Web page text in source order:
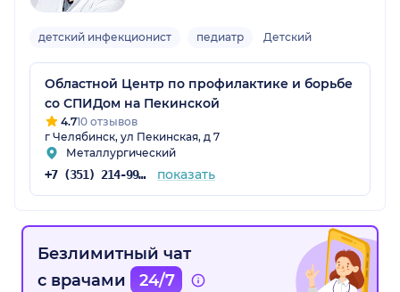
детский инфекционист педиатр Детский
Областной Центр по профилактике и борьбе
со СПИДом на Пекинской
4.710 отзывов
г Челябинск, ул Пекинская, д 7
Металлургический
+7 (351) 214-99-08 показать
Безлимитный чат
с врачами
24/7